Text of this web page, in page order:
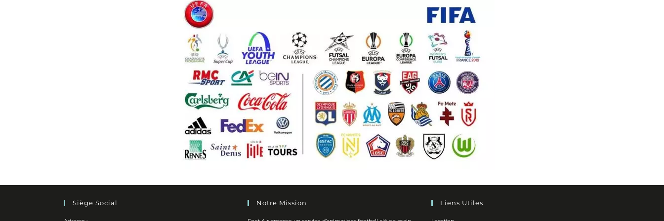
Siège Social Notre Mission Liens Utiles